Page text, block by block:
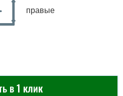
правые
в 1 клик